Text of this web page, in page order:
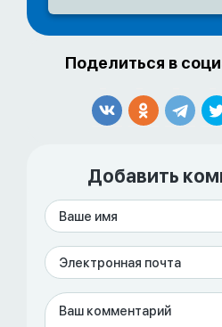
Поделиться в
Добавить